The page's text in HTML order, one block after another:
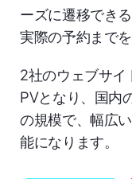
ーズに遷移でき
実際の予約まで
2社のウェブサ
PVとなり、国内
の規模で、幅広
能になります。